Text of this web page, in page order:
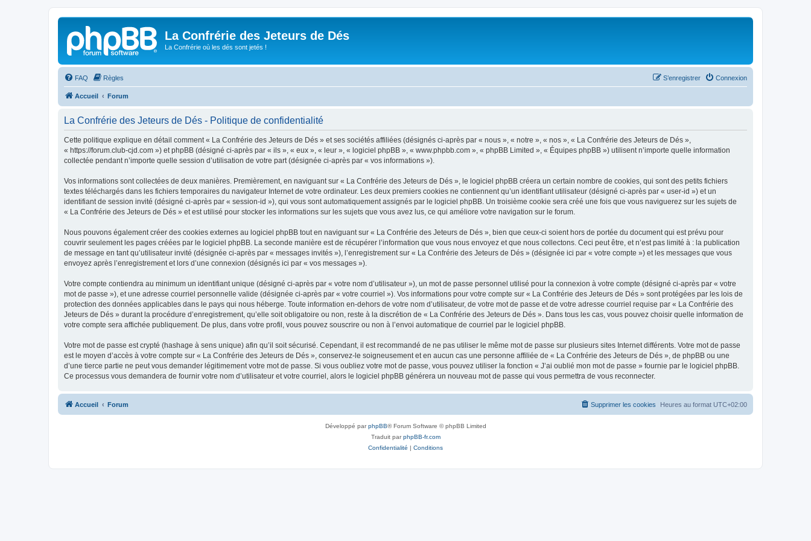
La Confrérie des Jeteurs de Dés
La Confrérie où les dés sont jetés !
FAQ Règles Connexion
S’enregistrer
Accueil Forum
La Confrérie des Jeteurs de Dés - Politique de confidentialité
Cette politique explique en détail comment « La Confrérie des Jeteurs de Dés » et ses sociétés affiliées (désignés ci-après par « nous », « notre », « nos », « La Confrérie des Jeteurs de Dés »,
« https://forum.club-cjd.com ») et phpBB (désigné ci-après par « ils », « eux », « leur », « logiciel phpBB », « www.phpbb.com », « phpBB Limited », « Équipes phpBB ») utilisent n’importe quelle information
collectée pendant n’importe quelle session d’utilisation de votre part (désignée ci-après par « vos informations »).
Vos informations sont collectées de deux manières. Premièrement, en naviguant sur « La Confrérie des Jeteurs de Dés », le logiciel phpBB créera un certain nombre de cookies, qui sont des petits fichiers
textes téléchargés dans les fichiers temporaires du navigateur Internet de votre ordinateur. Les deux premiers cookies ne contiennent qu’un identifiant utilisateur (désigné ci-après par « user-id ») et un
identifiant de session invité (désigné ci-après par « session-id »), qui vous sont automatiquement assignés par le logiciel phpBB. Un troisième cookie sera créé une fois que vous naviguerez sur les sujets de
« La Confrérie des Jeteurs de Dés » et est utilisé pour stocker les informations sur les sujets que vous avez lus, ce qui améliore votre navigation sur le forum.
Nous pouvons également créer des cookies externes au logiciel phpBB tout en naviguant sur « La Confrérie des Jeteurs de Dés », bien que ceux-ci soient hors de portée du document qui est prévu pour
couvrir seulement les pages créées par le logiciel phpBB. La seconde manière est de récupérer l’information que vous nous envoyez et que nous collectons. Ceci peut être, et n’est pas limité à : la publication
de message en tant qu’utilisateur invité (désignée ci-après par « messages invités »), l’enregistrement sur « La Confrérie des Jeteurs de Dés » (désignée ici par « votre compte ») et les messages que vous
envoyez après l’enregistrement et lors d’une connexion (désignés ici par « vos messages »).
Votre compte contiendra au minimum un identifiant unique (désigné ci-après par « votre nom d’utilisateur »), un mot de passe personnel utilisé pour la connexion à votre compte (désigné ci-après par « votre
mot de passe »), et une adresse courriel personnelle valide (désignée ci-après par « votre courriel »). Vos informations pour votre compte sur « La Confrérie des Jeteurs de Dés » sont protégées par les lois de
protection des données applicables dans le pays qui nous héberge. Toute information en-dehors de votre nom d’utilisateur, de votre mot de passe et de votre adresse courriel requise par « La Confrérie des
Jeteurs de Dés » durant la procédure d’enregistrement, qu’elle soit obligatoire ou non, reste à la discrétion de « La Confrérie des Jeteurs de Dés ». Dans tous les cas, vous pouvez choisir quelle information de
votre compte sera affichée publiquement. De plus, dans votre profil, vous pouvez souscrire ou non à l’envoi automatique de courriel par le logiciel phpBB.
Votre mot de passe est crypté (hashage à sens unique) afin qu’il soit sécurisé. Cependant, il est recommandé de ne pas utiliser le même mot de passe sur plusieurs sites Internet différents. Votre mot de passe
est le moyen d’accès à votre compte sur « La Confrérie des Jeteurs de Dés », conservez-le soigneusement et en aucun cas une personne affiliée de « La Confrérie des Jeteurs de Dés », de phpBB ou une
d’une tierce partie ne peut vous demander légitimement votre mot de passe. Si vous oubliez votre mot de passe, vous pouvez utiliser la fonction « J’ai oublié mon mot de passe » fournie par le logiciel phpBB.
Ce processus vous demandera de fournir votre nom d’utilisateur et votre courriel, alors le logiciel phpBB générera un nouveau mot de passe qui vous permettra de vous reconnecter.
Accueil Forum Heures au format UTC+02:00
Supprimer les cookies
Développé parphpBB® Forum Software © phpBB Limited
Traduit parphpBB-fr.com
Confidentialité | Conditions